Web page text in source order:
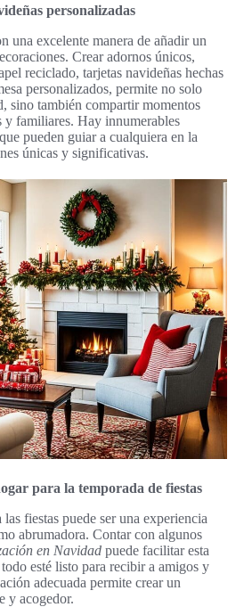
personalizadas
una excelente manera de añadir un
Crear adornos únicos,
reciclado, tarjetas navideñas hechas
personalizados, permite no solo
sino también compartir momentos
y familiares. Hay innumerables
pueden guiar a cualquiera en la
únicas y significativas.
para la temporada de fiestas
fiestas puede ser una experiencia
abrumadora. Contar con algunos
en Navidad puede facilitar esta
esté listo para recibir a amigos y
adecuada permite crear un
y acogedor.